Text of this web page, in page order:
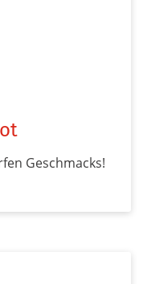
Geschmacks!